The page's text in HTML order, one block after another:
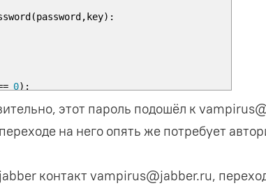
(password , key) :
0) :
(
len
этот пароль подошёл к
на него опять же потребует
контакт vampirus@jabber.ru,